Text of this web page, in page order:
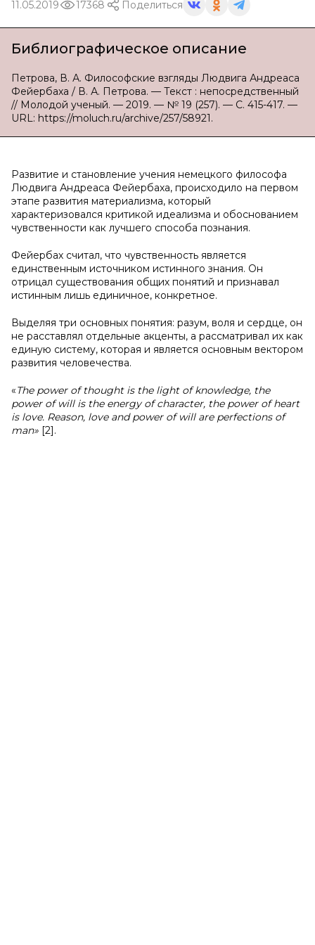
11.05.2019 17368 Поделиться
Библиографическое описание
Петрова, В. А. Философские взгляды Людвига Андреаса
Фейербаха / В. А. Петрова. — Текст : непосредственный
// Молодой ученый. — 2019. — № 19 (257). — С. 415-417. —
URL: https://moluch.ru/archive/257/58921.
Развитие и становление учения немецкого философа
Людвига Андреаса Фейербаха, происходило на первом
этапе развития материализма, который
характеризовался критикой идеализма и обоснованием
чувственности как лучшего способа познания.
Фейербах считал, что чувственность является
единственным источником истинного знания. Он
отрицал существования общих понятий и признавал
истинным лишь единичное, конкретное.
Выделяя три основных понятия: разум, воля и сердце, он
не расставлял отдельные акценты, а рассматривал их как
единую систему, которая и является основным вектором
развития человечества.
«The power of thought is the light of knowledge, the
power of will is the energy of character, the power of heart
is love. Reason, love and power of will are perfections of
man» [2].